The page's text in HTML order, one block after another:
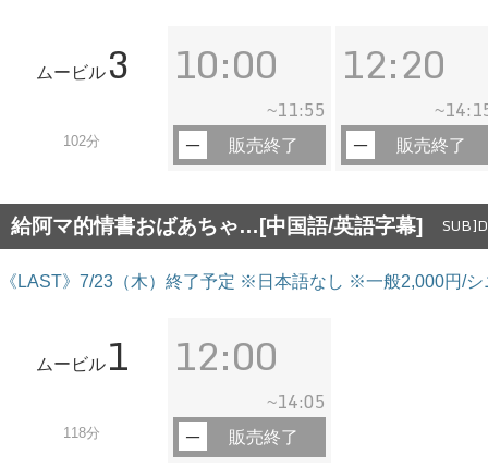
ムービル3
102分
10:00
~11:55
販売終了
12:20
~
販売終了
給阿マ的情書おばあちゃ…[中国語/英語字幕]
《LAST》7/23（木）終了予定 ※日本語なし ※一般2,000円/
ムービル1
118分
12:00
~14:05
販売終了